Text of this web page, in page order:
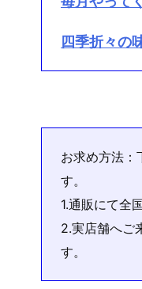
四季折々の
お求め方法：
す。
1.通販にて全
2.実店舗へご
す。